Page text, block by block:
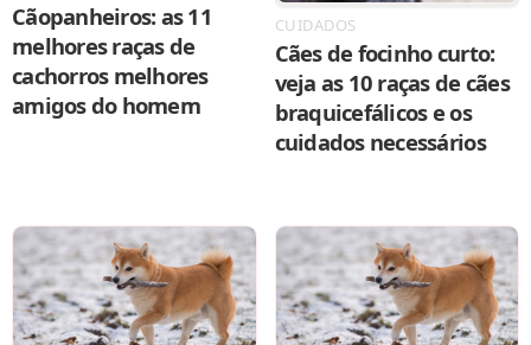
Cãopanheiros: as 11
melhores raças de
cachorros melhores
amigos do homem
CUIDADOS
Cães de focinho curto:
veja as 10 raças de cães
braquicefálicos e os
cuidados necessários